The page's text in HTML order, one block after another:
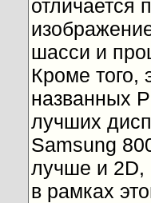
отличается
шасси и
Кроме того,
названных
лучших
Samsung
лучше и 2D,
в рамках